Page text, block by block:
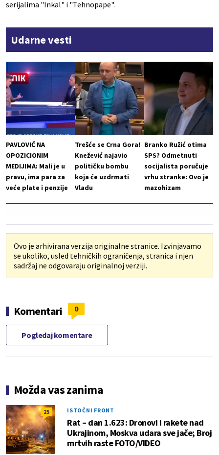
serijalima "Inkal" i "Tehnopape".
Udarne vesti
PAVLOVIĆ NA
OPOZICIONIM
MEDIJIMA: Mali je u
pravu, ima para za
veće plate i penzije
Trešće se Crna Gora!
Knežević najavio
političku bombu
koja će uzdrmati
Vladu
Branko Ružić otima
SPS? Odmetnuti
socijalista poručuje
vrhu stranke: Ovo je
mazohizam
Ovo je arhivirana verzija originalne stranice. Izvinjavamo
se ukoliko, usled tehničkih ograničenja, stranica i njen
sadržaj ne odgovaraju originalnoj verziji.
Komentari 0
Pogledaj komentare
Možda vas zanima
25 ISTOČNI FRONT
Rat – dan 1.623: Dronovi i rakete nad
Ukrajinom, Moskva udara sve jače; Broj
mrtvih raste FOTO/VIDEO